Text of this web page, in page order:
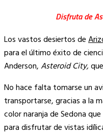
Disfruta de
Los vastos desiertos de
para el último éxito de
Anderson,Asteroid City,
No hace falta tomarse un
transportarse, gracias a la
color naranja de Sedona
para disfrutar de vistas